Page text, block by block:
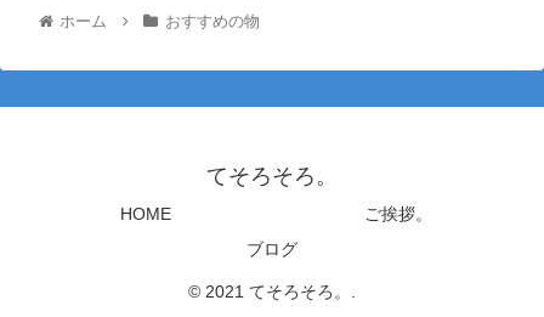
ホーム おすすめの物
てそろそろ。
HOME
ご挨拶。
ブログ
© 2021 てそろそろ。.